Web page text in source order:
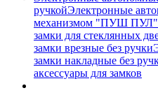
ручкойЭлектронные
механизмом "ПУШ ПУЛ"
замки для стеклянных
замки врезные без ручки
замки накладные без
аксессуары для замков